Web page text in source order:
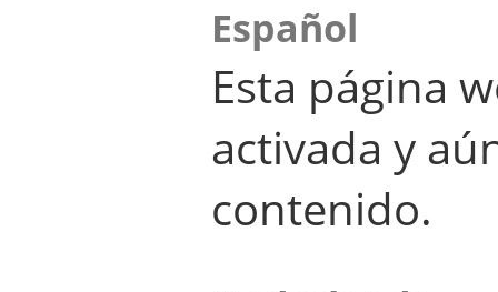
Español
Esta página
activada y
contenido.